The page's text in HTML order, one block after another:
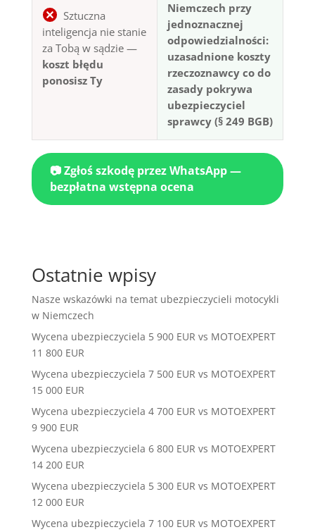
Sztuczna
inteligencja nie stanie
za Tobą w sądzie —
koszt błędu
ponosisz Ty
Niemczech przy
jednoznacznej
odpowiedzialności:
uzasadnione koszty
rzeczoznawcy co do
zasady pokrywa
ubezpieczyciel
sprawcy (§ 249 BGB)
📷 Zgłoś szkodę przez WhatsApp —
bezpłatna wstępna ocena
Ostatnie wpisy
Nasze wskazówki na temat ubezpieczycieli motocykli
w Niemczech
Wycena ubezpieczyciela 5 900 EUR vs MOTOEXPERT
11 800 EUR
Wycena ubezpieczyciela 7 500 EUR vs MOTOEXPERT
15 000 EUR
Wycena ubezpieczyciela 4 700 EUR vs MOTOEXPERT
9 900 EUR
Wycena ubezpieczyciela 6 800 EUR vs MOTOEXPERT
14 200 EUR
Wycena ubezpieczyciela 5 300 EUR vs MOTOEXPERT
12 000 EUR
Wycena ubezpieczyciela 7 100 EUR vs MOTOEXPERT